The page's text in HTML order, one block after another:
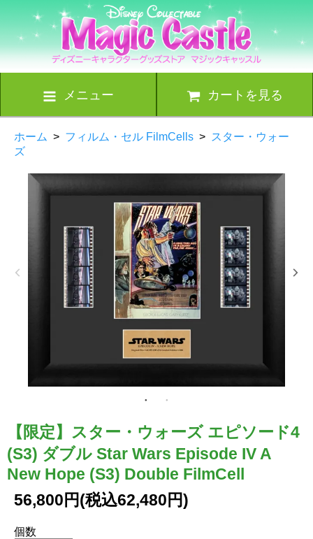
メニュー カートを見る
ホーム > フィルム・セル FilmCells > スター・ウォー
ズ
【限定】スター・ウォーズ エピソード4
(S3) ダブル Star Wars Episode IV A
New Hope (S3) Double FilmCell
56,800円(税込62,480円)
個数